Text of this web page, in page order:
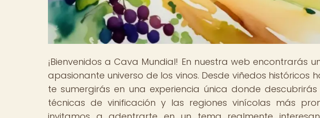
¡Bienvenidos a Cava Mundial! En nuestra web encontrarás
apasionante universo de los vinos. Desde viñedos
te sumergirás en una experiencia única donde
técnicas de vinificación y las regiones vinícolas más